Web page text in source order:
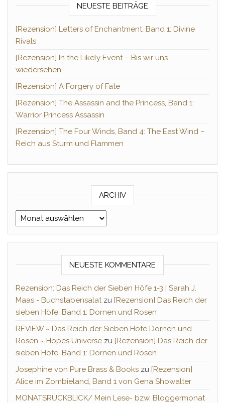
NEUESTE BEITRÄGE
[Rezension] Letters of Enchantment, Band 1: Divine
Rivals
[Rezension] In the Likely Event – Bis wir uns
wiedersehen
[Rezension] A Forgery of Fate
[Rezension] The Assassin and the Princess, Band 1:
Warrior Princess Assassin
[Rezension] The Four Winds, Band 4: The East Wind –
Reich aus Sturm und Flammen
ARCHIV
Archiv
NEUESTE KOMMENTARE
Rezension: Das Reich der Sieben Höfe 1-3 | Sarah J.
Maas - Buchstabensalatzu [Rezension] Das Reich der
sieben Höfe, Band 1: Dornen und Rosen
REVIEW ~ Das Reich der Sieben Höfe Dornen und
Rosen ~ Hopes Universe zu [Rezension] Das Reich der
sieben Höfe, Band 1: Dornen und Rosen
Josephine von Pure Brass & Books zu [Rezension]
Alice im Zombieland, Band 1 von Gena Showalter
MONATSRÜCKBLICK/ Mein Lese- bzw. Bloggermonat